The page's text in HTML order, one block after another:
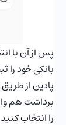
پس از آن با
بانکی خود
پادین از
برداشت هم
را انتخاب